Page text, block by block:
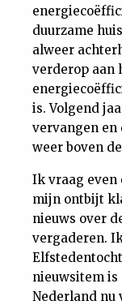
duurzame
alweer
verderop aan
is. Volgend
vervangen en
weer boven
Ik vraag even
mijn ontbijt
nieuws over
vergaderen.
nieuwsitem is
Nederland nu